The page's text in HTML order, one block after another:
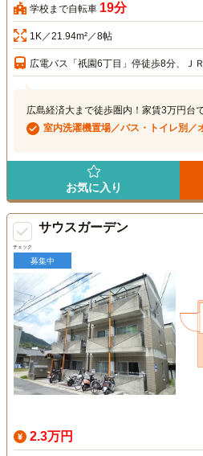
学校まで自転車 19分
1K／21.94m²／8帖
広電バス「祇園6丁目」停徒歩8分、Ｊ
広島経済大まで徒歩圏内！家賃3万円台
室内洗濯機置場／バス・トイレ別／
お気に入り
チェック
サウスガーデン
募集中
2.3万円